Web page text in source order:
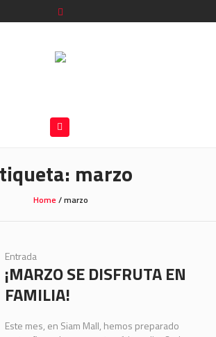
marzo
Home/marzo
Entrada
¡MARZO SE DISFRUTA EN
FAMILIA!
Este mes, en Siam Mall, hemos preparado